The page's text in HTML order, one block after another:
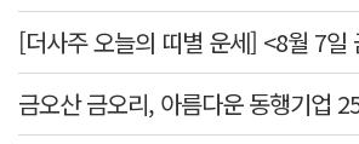
금오산 금오리, 아름다운 동행기업